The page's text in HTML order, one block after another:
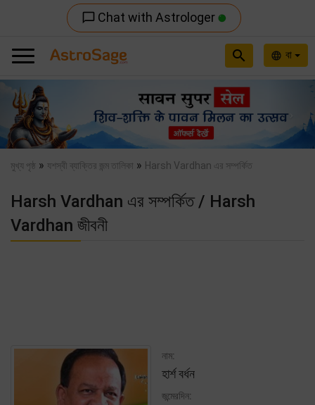
chat_bubble_outline Chat with Astrologer
language বা
search
Previous
মুখ্য পৃষ্ঠ » যশস্বী ব্যাক্তির জন্ম তালিকা » Harsh Vardhan এর সম্পর্কিত
Harsh Vardhan এর সম্পর্কিত / Harsh
Vardhan জীবনী
নাম:
হার্শ বর্ধন
জন্মেরদিন: